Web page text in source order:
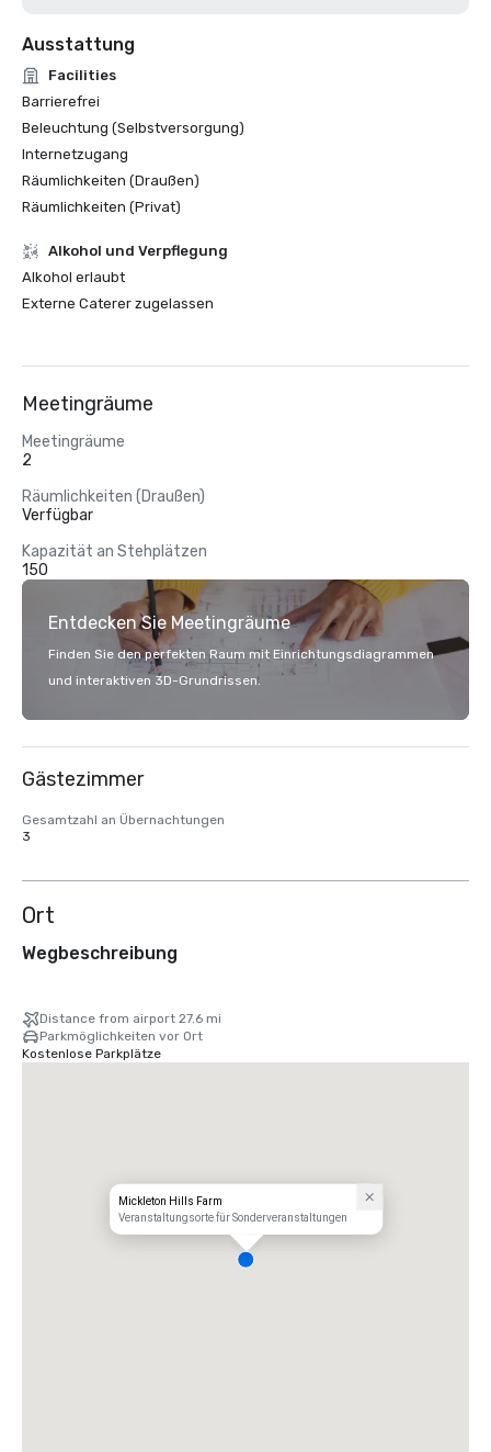
Ausstattung
Facilities
Barrierefrei
Beleuchtung (Selbstversorgung)
Internetzugang
Räumlichkeiten (Draußen)
Räumlichkeiten (Privat)
‪Alkohol‬ und Verpflegung
‪Alkohol‬ erlaubt
Externe Caterer zugelassen
Meetingräume
Meetingräume
2
Räumlichkeiten (Draußen)
Verfügbar
Kapazität an Stehplätzen
150
Entdecken Sie Meetingräume
Finden Sie den perfekten Raum mit Einrichtungsdiagrammen
und interaktiven 3D-Grundrissen.
Gästezimmer
Gesamtzahl an Übernachtungen
3
Ort
Wegbeschreibung
Distance from airport 27.6 mi
Parkmöglichkeiten vor Ort
Kostenlose Parkplätze
Mickleton Hills Farm
Veranstaltungsorte für Sonderveranstaltungen